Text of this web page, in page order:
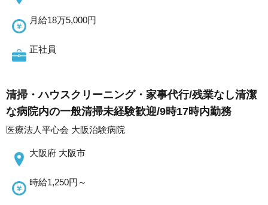
月給18万5,000円
正社員
清掃・ハウスクリーニング・家事代行/残業なし清潔
な病院内の一般清掃未経験歓迎/9時17時内勤務
医療法人平心会 大阪治験病院
大阪府 大阪市
時給1,250円～